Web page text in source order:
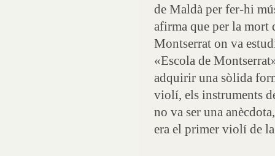
de Maldà per fer-hi
afirma que per la mort
Montserrat on va
«Escola de
adquirir una sòlida
violí, els instruments
no va ser una
era el primer violí de